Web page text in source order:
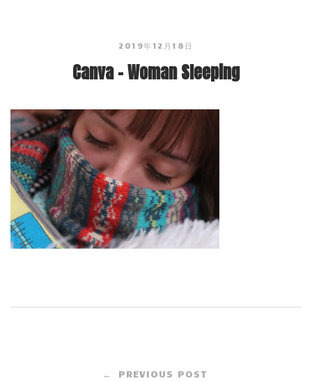
2019年12月18日
Canva – Woman Sleeping
← PREVIOUS POST